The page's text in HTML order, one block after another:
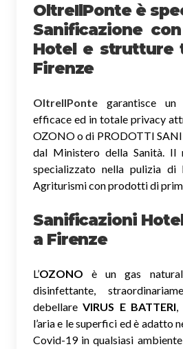
OltreIlPonte è
Sanificazione
Hotel e strutture
Firenze
OltreIlPonte garantisce un
efficace ed in totale privacy
OZONO o di PRODOTTI
dal Ministero della Sanità. Il
specializzato nella pulizia di
Agriturismi con prodotti di
Sanificazioni
a Firenze
L’OZONO è un gas
disinfettante,
debellareVIRUS E BATTERI,
l’aria e le superfici ed è adatto
Covid-19 in qualsiasi